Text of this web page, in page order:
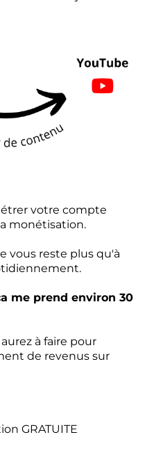
votre compte
monétisation.
vous reste plus qu'à
me prend environ 30
à faire pour
de revenus sur
GRATUITE